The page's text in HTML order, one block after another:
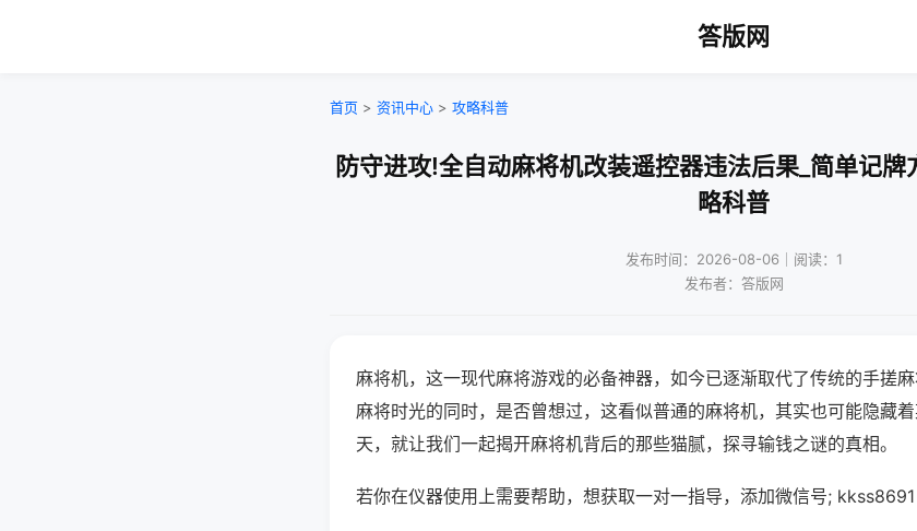
答版网
首页 > 资讯中心 > 攻略科普
防守进攻!全自动麻将机改装遥控器违法后果_简单记
略科普
发布时间：2026-08-06｜阅读：1
发布者：答版网
麻将机，这一现代麻将游戏的必备神器，如今已逐渐取代了传统的手搓
麻将时光的同时，是否曾想过，这看似普通的麻将机，其实也可能隐藏
天，就让我们一起揭开麻将机背后的那些猫腻，探寻输钱之谜的真相。
若你在仪器使用上需要帮助，想获取一对一指导，添加微信号; kkss8691